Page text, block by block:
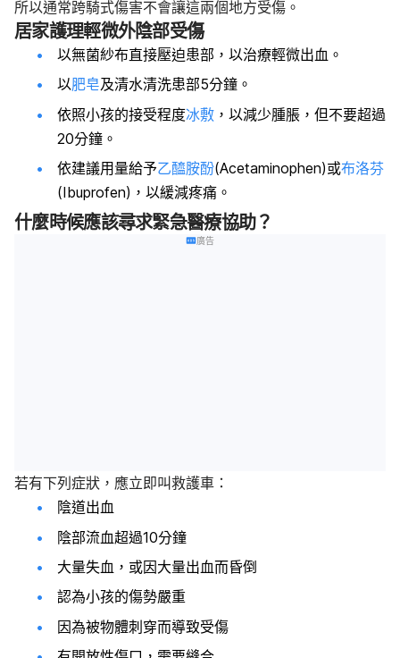
所以通常跨騎式傷害不會讓這兩個地方受傷。
居家護理輕微外陰部受傷
以無菌紗布直接壓迫患部，以治療輕微出血。
以肥皂及清水清洗患部5分鐘。
依照小孩的接受程度冰敷 ，以減少腫脹，但不要超過
20分鐘。
依建議用量給予乙醯胺酚(Acetaminophen)或布洛芬
(Ibuprofen)，以緩減疼痛。
什麼時候應該尋求緊急醫療協助？
廣告
若有下列症狀，應立即叫救護車：
陰道出血
陰部流血超過10分鐘
大量失血，或因大量出血而昏倒
認為小孩的傷勢嚴重
因為被物體刺穿而導致受傷